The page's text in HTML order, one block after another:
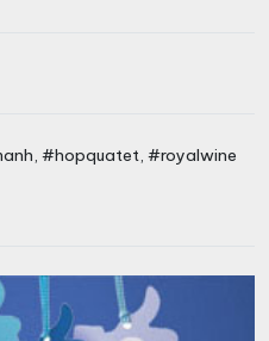
#hopquatet, #royalwine